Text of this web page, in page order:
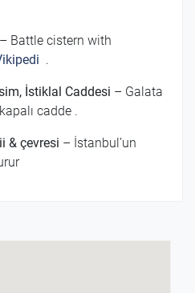
– Battle cistern with
.
İstiklal Caddesi – Galata
cadde .
& çevresi – İstanbul’un